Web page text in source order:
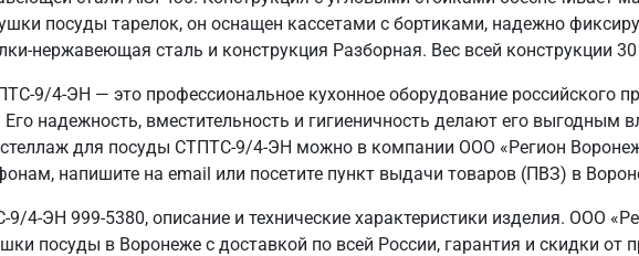
посуды тарелок, он оснащен кассетами с бортиками, надежно
нержавеющая сталь и конструкция Разборная. Вес всей конструкции 30
9/4-ЭН — это профессиональное кухонное оборудование российского
надежность, вместительность и гигиеничность делают его выгодным
для посуды СТПТС-9/4-ЭН можно в компании ООО «Регион
напишите на email или посетите пункт выдачи товаров (ПВЗ) в
4-ЭН 999-5380, описание и технические характеристики изделия. ООО
посуды в Воронеже с доставкой по всей России, гарантия и скидки от